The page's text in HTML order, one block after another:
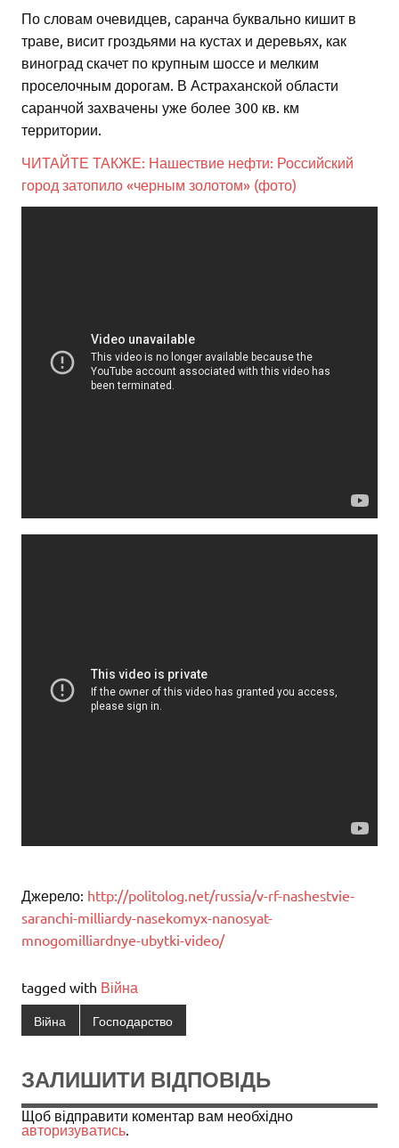
По словам очевидцев, саранча буквально кишит в
траве, висит гроздьями на кустах и деревьях, как
виноград скачет по крупным шоссе и мелким
проселочным дорогам. В Астраханской области
саранчой захвачены уже более 300 кв. км
территории.
ЧИТАЙТЕ ТАКЖЕ: Нашествие нефти: Российский
город затопило «черным золотом» (фото)
Джерело: http://politolog.net/russia/v-rf-nashestvie-
saranchi-milliardy-nasekomyx-nanosyat-
mnogomilliardnye-ubytki-video/
tagged with Війна
Війна Господарство
ЗАЛИШИТИ ВІДПОВІДЬ
Щоб відправити коментар вам необхідно
авторизуватись